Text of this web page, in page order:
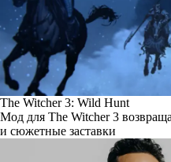
The Witcher 3: Wild Hunt
Мод для The Witcher 3
и сюжетные заставки